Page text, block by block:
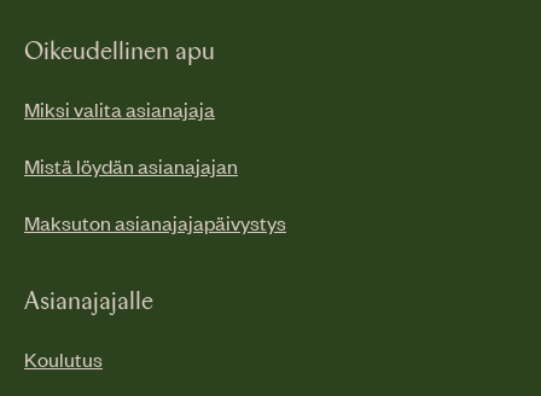
Oikeudellinen apu
Miksi valita asianajaja
Mistä löydän asianajajan
Maksuton asianajajapäivystys
Asianajajalle
Koulutus